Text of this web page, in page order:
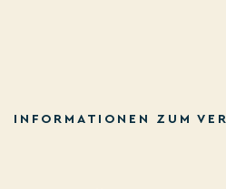
INFORMATIONEN ZUM